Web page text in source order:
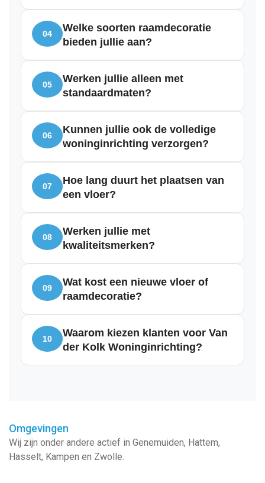
04
Welke soorten raamdecoratie
bieden jullie aan?
05
Werken jullie alleen met
standaardmaten?
06
Kunnen jullie ook de volledige
woninginrichting verzorgen?
07
Hoe lang duurt het plaatsen van
een vloer?
08
Werken jullie met
kwaliteitsmerken?
09
Wat kost een nieuwe vloer of
raamdecoratie?
10
Waarom kiezen klanten voor Van
der Kolk Woninginrichting?
Omgevingen
Wij zijn onder andere actief in Genemuiden, Hattem,
Hasselt, Kampen en Zwolle.